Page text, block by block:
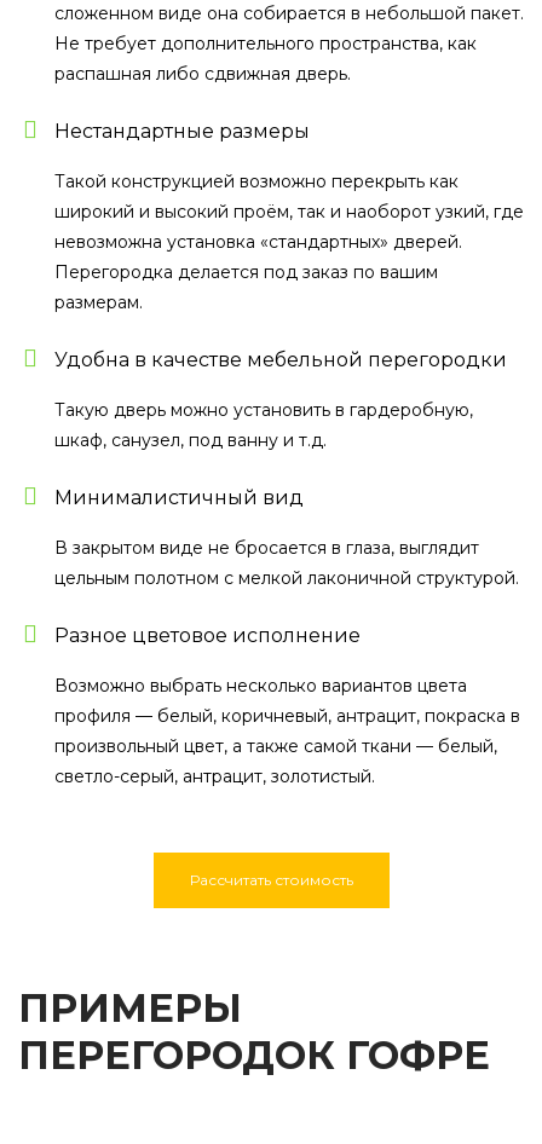
сложенном виде она собирается в небольшой пакет.
Не требует дополнительного пространства, как
распашная либо сдвижная дверь.
Нестандартные размеры
Такой конструкцией возможно перекрыть как
широкий и высокий проём, так и наоборот узкий, где
невозможна установка «стандартных» дверей.
Перегородка делается под заказ по вашим
размерам.
Удобна в качестве мебельной перегородки
Такую дверь можно установить в гардеробную,
шкаф, санузел, под ванну и т.д.
Минималистичный вид
В закрытом виде не бросается в глаза, выглядит
цельным полотном с мелкой лаконичной структурой.
Разное цветовое исполнение
Возможно выбрать несколько вариантов цвета
профиля — белый, коричневый, антрацит, покраска в
произвольный цвет, а также самой ткани — белый,
светло-серый, антрацит, золотистый.
Рассчитать стоимость
ПРИМЕРЫ
ПЕРЕГОРОДОК ГОФРЕ